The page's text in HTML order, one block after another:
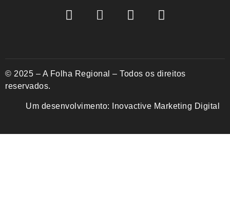
© 2025 – A Folha Regional – Todos os direitos
reservados.
Um desenvolvimento: Inovactive Marketing Digital